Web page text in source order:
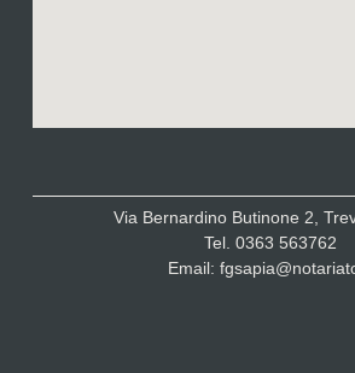
Via Bernardino Butinone 2,
Tel. 0363 563762
Email: